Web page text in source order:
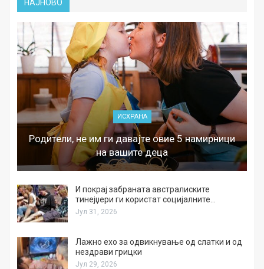
НАЈНОВО
ИСХРАНА
Родители, не им ги давајте овие 5 намирници
на вашите деца
И покрај забраната австралиските
тинејџери ги користат социјалните…
Јул 31, 2026
Лажно ехо за одвикнување од слатки и од
нездрави грицки
Јул 29, 2026